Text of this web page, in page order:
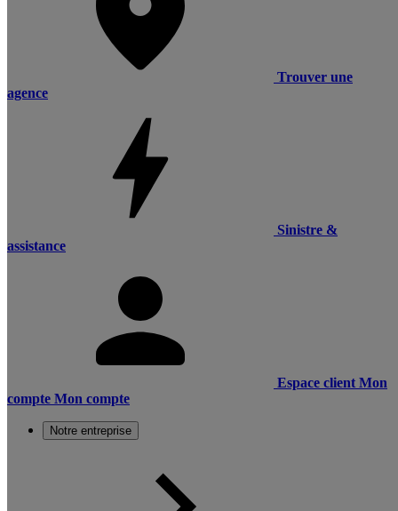
Trouver une
agence
Sinistre &
assistance
Espace client Mon
compte Mon compte
Notre entreprise